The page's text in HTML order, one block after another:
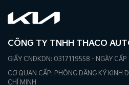
CÔNG TY TNHH THACO
GIẤY CNĐKDN: 0317119558 - NGÀY
CƠ QUAN CẤP: PHÒNG ĐĂNG KÝ KINH
CHÍ MINH